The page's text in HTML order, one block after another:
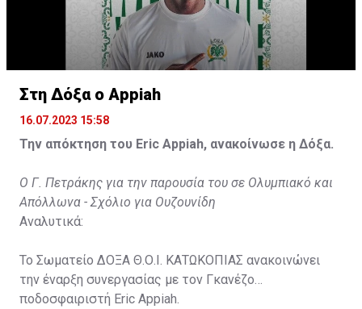
Στη Δόξα ο Appiah
16.07.2023 15:58
Την απόκτηση του Eric Appiah, ανακοίνωσε η Δόξα.
Ο Γ. Πετράκης για την παρουσία του σε Ολυμπιακό και
Απόλλωνα - Σχόλιο για Ουζουνίδη
Αναλυτικά:
Το Σωματείο ΔΟΞΑ Θ.Ο.Ι. ΚΑΤΩΚΟΠΙΑΣ ανακοινώνει
την έναρξη συνεργασίας με τον Γκανέζο
ποδοσφαιριστή Eric Appiah.